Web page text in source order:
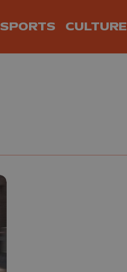
SPORTS CULTURE